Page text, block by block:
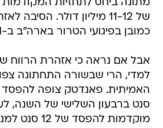
מתונה ביחס לתחזיות
של 11-12 מיליון דולר.
כמובן בפיגועי הטרור בארה"ב ב-11 בספטמבר.
אבל אם נראה כי אזהרת הרווח
למדי, הרי שבשורה התחתונה
סנט ברבעון השלישי של השנה,
מוקדמות